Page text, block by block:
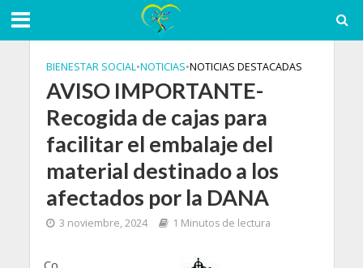
BIENESTAR SOCIAL•NOTICIAS•NOTICIAS DESTACADAS
AVISO IMPORTANTE-
Recogida de cajas para
facilitar el embalaje del
material destinado a los
afectados por la DANA
3 noviembre, 2024 1 Minutos de lectura